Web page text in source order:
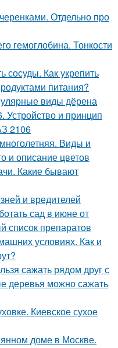
Отдельно про
гемоглобина. Тонкости
сосуды. Как укрепить
питания?
виды дёрена
Устройство и принцип
2106
Виды и
и описание цветов
Какие бывают
и вредителей
сад в июне от
список препаратов
условиях. Как и
сажать рядом друг с
деревья можно сажать
Киевское сухое
доме в Москве.